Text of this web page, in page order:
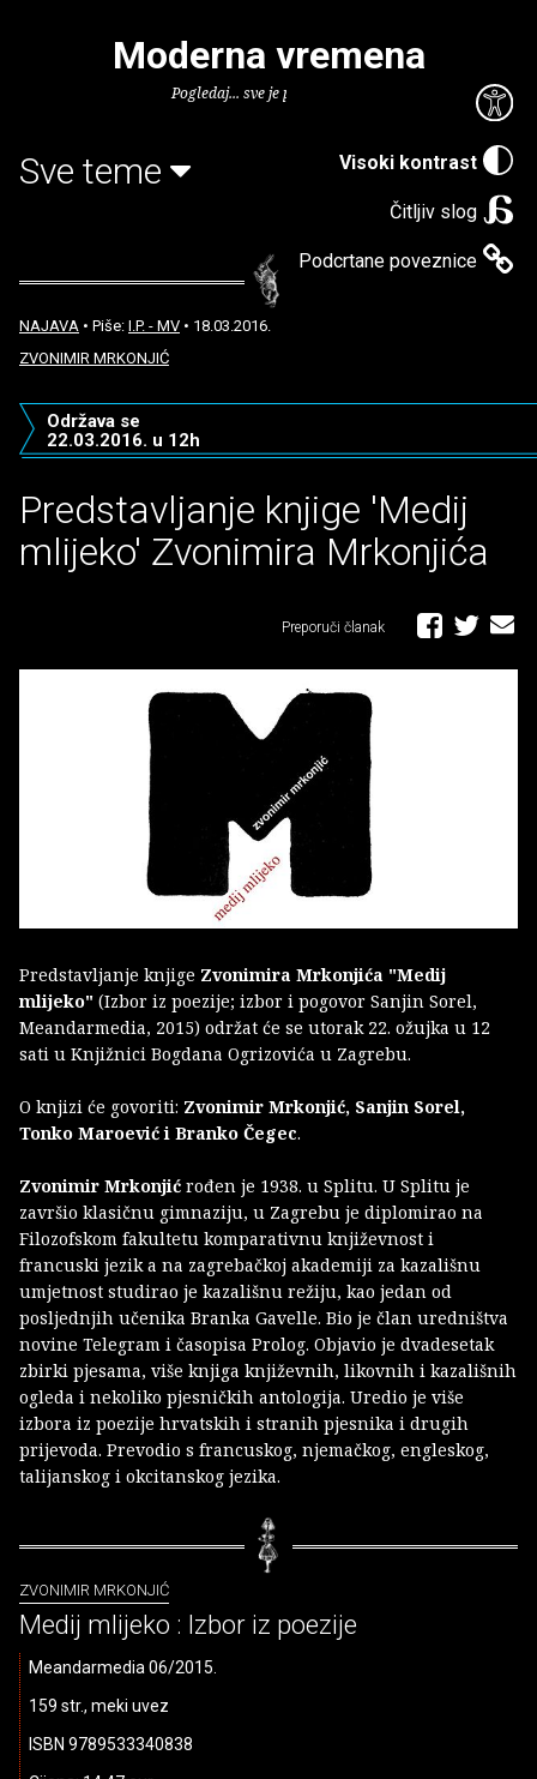
Visoki kontrast
Čitljiv slog
Podcrtane poveznice
Moderna vremena
Pogledaj... sve je puno knjiga.
Sve teme
NAJAVA • Piše: I.P. - MV • 18.03.2016.
ZVONIMIR MRKONJIĆ
Predstavljanje knjige 'Medij
mlijeko' Zvonimira Mrkonjića
Održava se
22.03.2016. u 12h
Preporuči članak
Predstavljanje knjige Zvonimira Mrkonjića "Medij
mlijeko" (Izbor iz poezije; izbor i pogovor Sanjin Sorel,
Meandarmedia, 2015) održat će se utorak 22. ožujka u 12
sati u Knjižnici Bogdana Ogrizovića u Zagrebu.
O knjizi će govoriti: Zvonimir Mrkonjić, Sanjin Sorel,
Tonko Maroević i Branko Čegec.
Zvonimir Mrkonjić rođen je 1938. u Splitu. U Splitu je
završio klasičnu gimnaziju, u Zagrebu je diplomirao na
Filozofskom fakultetu komparativnu književnost i
francuski jezik a na zagrebačkoj akademiji za kazališnu
umjetnost studirao je kazališnu režiju, kao jedan od
posljednjih učenika Branka Gavelle. Bio je član uredništva
novine Telegram i časopisa Prolog. Objavio je dvadesetak
zbirki pjesama, više knjiga književnih, likovnih i kazališnih
ogleda i nekoliko pjesničkih antologija. Uredio je više
izbora iz poezije hrvatskih i stranih pjesnika i drugih
prijevoda. Prevodio s francuskog, njemačkog, engleskog,
talijanskog i okcitanskog jezika.
ZVONIMIR MRKONJIĆ
Medij mlijeko : Izbor iz poezije
Meandarmedia 06/2015.
159 str., meki uvez
ISBN 9789533340838